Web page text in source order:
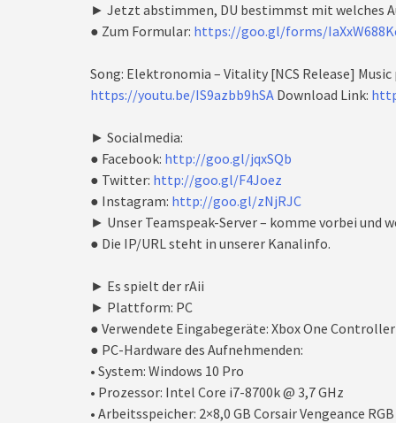
► Jetzt abstimmen, DU bestimmst mit welches
● Zum Formular: https://goo.gl/forms/
Song: Elektronomia – Vitality [NCS Release]
https://youtu.be/IS9azbb9hSA Download Link:
► Socialmedia:
● Facebook: http://goo.gl/jqxSQb
● Twitter: http://goo.gl/F4Joez
● Instagram: http://goo.gl/zNjRJC
► Unser Teamspeak-Server – komme vorbei und
● Die IP/URL steht in unserer Kanalinfo.
► Es spielt der rAii
► Plattform: PC
● Verwendete Eingabegeräte: Xbox One Controller
● PC-Hardware des Aufnehmenden:
• System: Windows 10 Pro
• Prozessor: Intel Core i7-8700k @ 3,7 GHz
• Arbeitsspeicher: 2×8,0 GB Corsair Vengeance